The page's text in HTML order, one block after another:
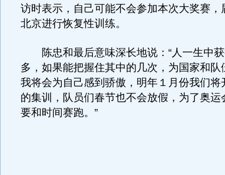
访时表示，自己可能不会参加本次大奖赛，
北京进行恢复性训练。
陈忠和最后意味深长地说：“人一生中获
多，如果能把握住其中的几次，为国家和队
我将会为自己感到骄傲，明年１月份我们将
的集训，队员们春节也不会放假，为了奥运
要和时间赛跑。”